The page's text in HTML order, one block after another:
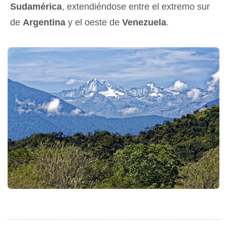
Sudamérica, extendiéndose entre el extremo sur
de Argentina y el oeste de Venezuela.